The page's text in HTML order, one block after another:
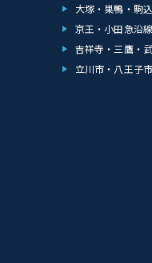
大塚・巣鴨・駒
京王・小田急沿線
吉祥寺・三鷹・
立川市・八王子